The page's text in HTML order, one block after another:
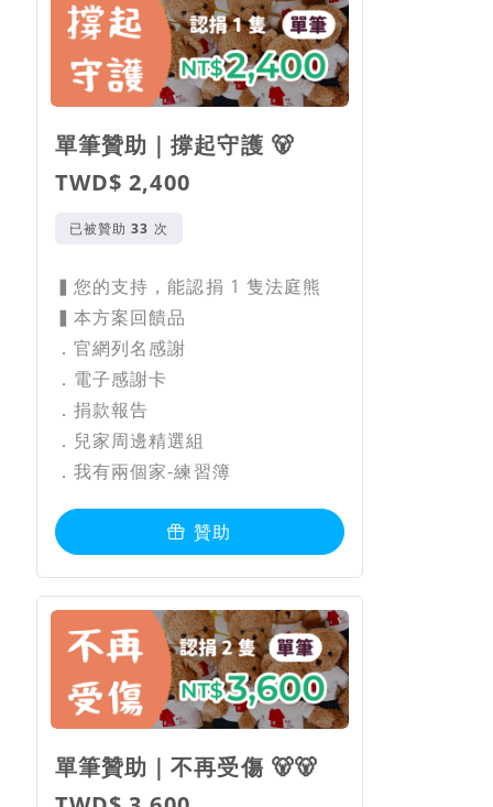
單筆贊助｜撐起守護 🐻
TWD$ 2,400
已被贊助 次
▍您的支持，能認捐 1 隻法庭熊
▍本方案回饋品
．官網列名感謝
．電子感謝卡
．捐款報告
．兒家周邊精選組
．我有兩個家-練習簿
贊助
單筆贊助｜不再受傷 🐻🐻